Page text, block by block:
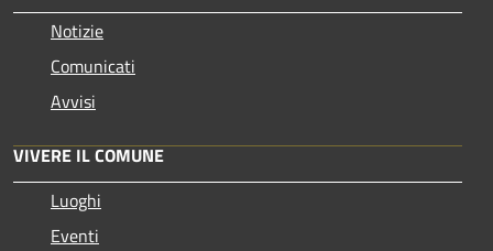
Notizie
Comunicati
Avvisi
VIVERE IL COMUNE
Luoghi
Eventi